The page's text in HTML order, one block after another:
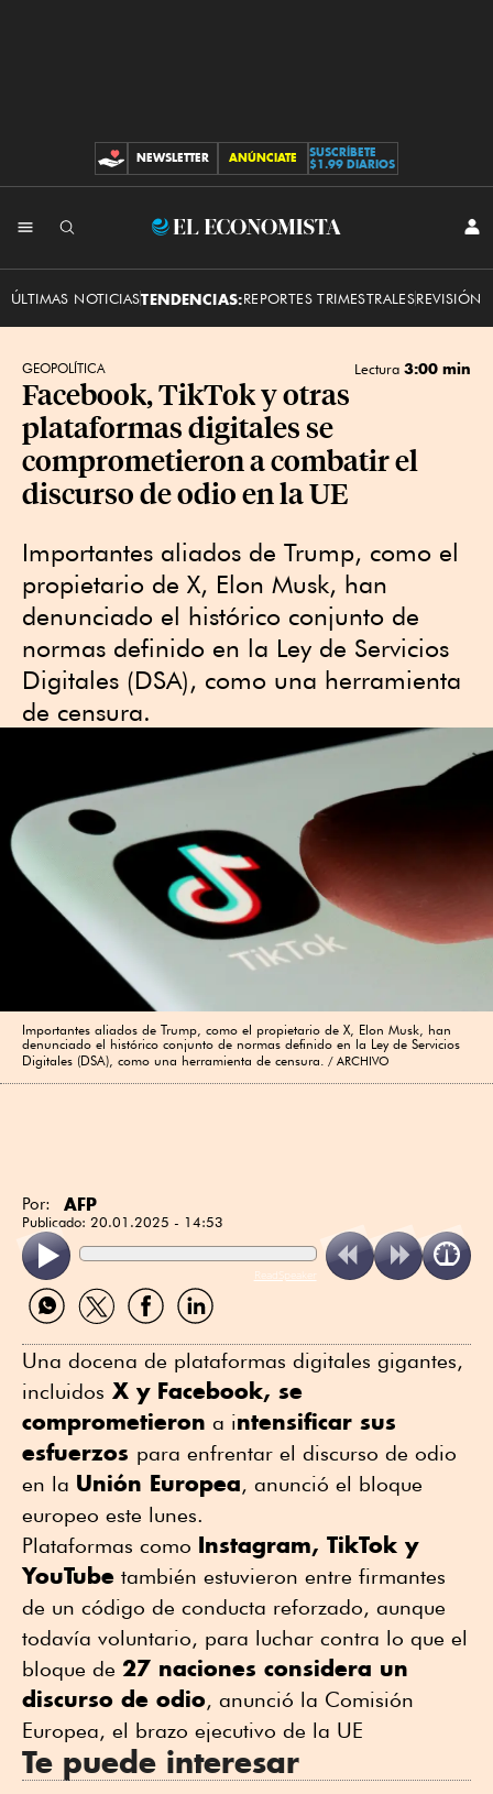
CONTRIBUCIONES
NEWSLETTER ANÚNCIATE
SUSCRÍBETE
$1.99 DIARIOS
El
ÚLTIMAS NOTICIASTENDENCIAS:REPORTES TRIMESTRALESREVISIÓN
GEOPOLÍTICA Lectura 3:00 min
Facebook, TikTok y otras
plataformas digitales se
comprometieron a combatir el
discurso de odio en la UE
Importantes aliados de Trump, como el
propietario de X, Elon Musk, han
denunciado el histórico conjunto de
normas definido en la Ley de Servicios
Digitales (DSA), como una herramienta
de censura.
Importantes aliados de Trump, como el propietario de X, Elon Musk, han
denunciado el histórico conjunto de normas definido en la Ley de Servicios
Digitales (DSA), como una herramienta de censura.
ARCHIVO
Por: AFP
Publicado: 20.01.2025 - 14:53
ReadSpeaker
Compartir
por
Compartir
por
Compartir
por
Compartir
por
Una docena de plataformas digitales gigantes,
incluidos X y Facebook, se
comprometieron a intensificar sus
esfuerzos para enfrentar el discurso de odio
en la Unión Europea, anunció el bloque
europeo este lunes.
Plataformas como Instagram, TikTok y
YouTube también estuvieron entre firmantes
de un código de conducta reforzado, aunque
todavía voluntario, para luchar contra lo que el
bloque de 27 naciones considera un
discurso de odio, anunció la Comisión
Europea, el brazo ejecutivo de la UE
Te puede interesar